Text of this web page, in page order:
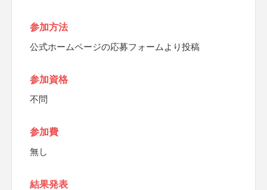
参加方法
公式ホームページの応募フォームより投稿
参加資格
不問
参加費
無し
結果発表